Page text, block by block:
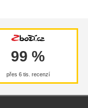
99 %
přes 6 tis. recenzí